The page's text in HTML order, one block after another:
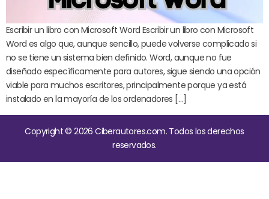
Escribir un libro con Microsoft Word Escribir un libro con Microsoft
Word es algo que, aunque sencillo, puede volverse complicado si
no se tiene un sistema bien definido. Word, aunque no fue
diseñado específicamente para autores, sigue siendo una opción
viable para muchos escritores, principalmente porque ya está
instalado en la mayoría de los ordenadores […]
Copyright © 2026 Ciberautores.com. Todos los derechos
reservados.